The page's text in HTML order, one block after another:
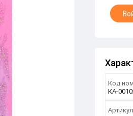
Код
КА-